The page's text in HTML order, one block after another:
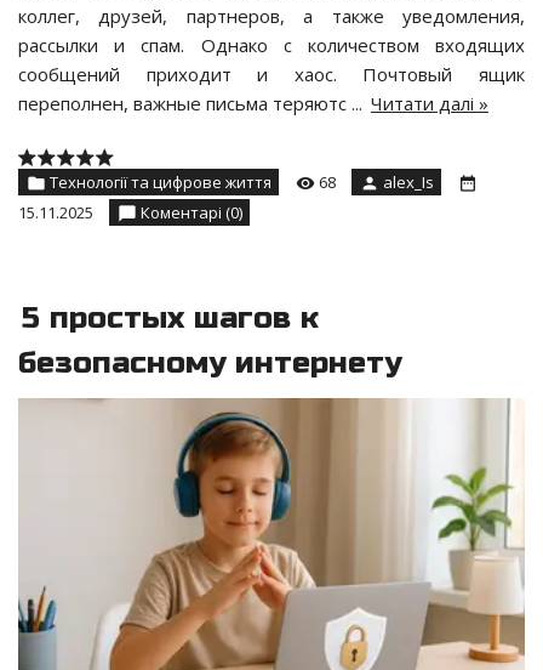
коллег, друзей, партнеров, а также уведомления,
рассылки и спам. Однако с количеством входящих
сообщений приходит и хаос. Почтовый ящик
переполнен, важные письма теряютс ... Читати далі »
Технології та цифрове життя 68
alex_Is
15.11.2025
Коментарі (0)
5 простых шагов к
безопасному интернету